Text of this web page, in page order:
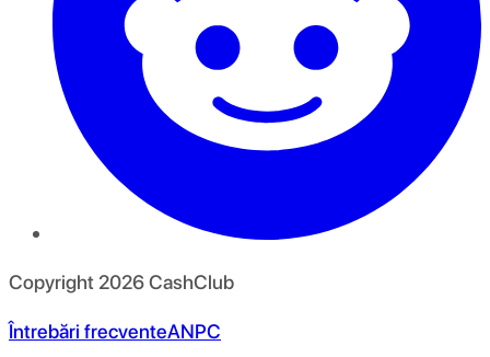
Copyright 2026CashClub
Întrebări frecventeANPC